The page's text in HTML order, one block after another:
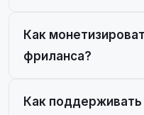
Как
фриланса?
Как